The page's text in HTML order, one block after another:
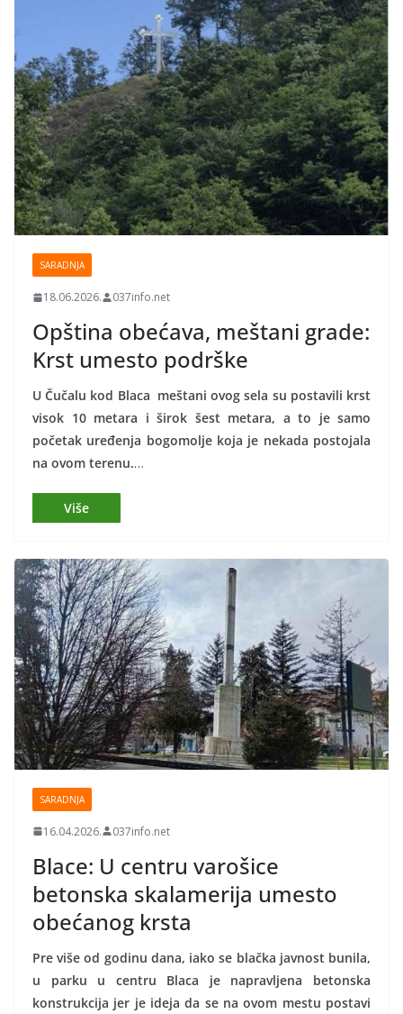
SARADNJA
18.06.2026. 037info.net
Opština obećava, meštani grade:
Krst umesto podrške
U Čučalu kod Blaca meštani ovog sela su postavili krst
visok 10 metara i širok šest metara, a to je samo
početak uređenja bogomolje koja je nekada postojala
na ovom terenu.…
SARADNJA
16.04.2026. 037info.net
Blace: U centru varošice
betonska skalamerija umesto
obećanog krsta
Pre više od godinu dana, iako se blačka javnost bunila,
u parku u centru Blaca je napravljena betonska
konstrukcija jer je ideja da se na ovom mestu postavi